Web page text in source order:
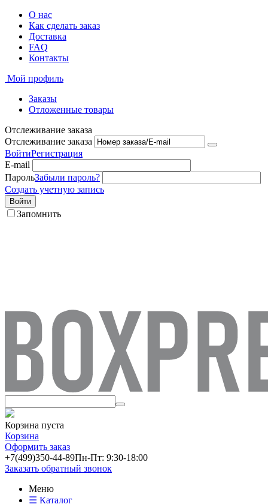
О нас
Как сделать заказ
Доставка
FAQ
Контакты
Мой профиль
Заказы
Отложенные товары
Отслеживание заказа
Отслеживание заказа
ВойтиРегистрация
E-mail
ПарольЗабыли пароль?
Создать учетную запись
Войти
Запомнить
Корзина пуста
Корзина
Оформить заказ
+7(499)350-44-89Пн-Пт: 9:30-18:00
Заказать обратный звонок
Меню
☰ Каталог